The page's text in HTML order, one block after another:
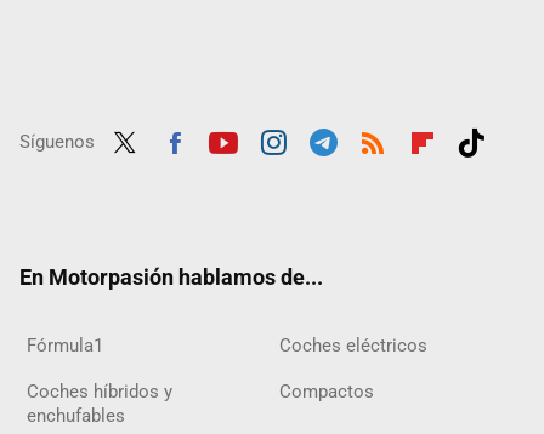
Síguenos
En Motorpasión hablamos de...
Fórmula1 Coches eléctricos
Coches híbridos y
enchufables
Compactos